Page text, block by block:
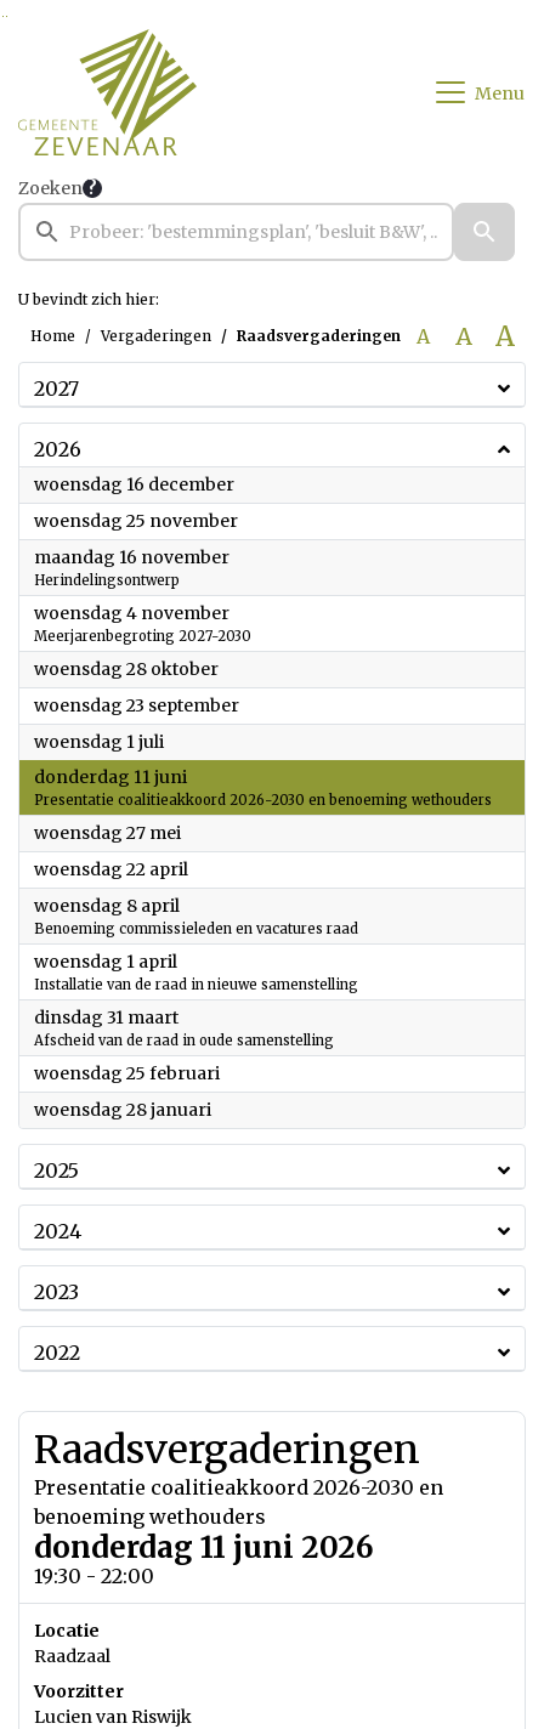
Ga naar de inhoud van deze pagina
Menu
Zoeken
U bevindt zich hier:
Home
Vergaderingen Raadsvergaderingen A A A
2027
2026
woensdag 16 december2026
woensdag 25 november2026
maandag 16 november2026
Herindelingsontwerp
woensdag 4 november2026
Meerjarenbegroting 2027-2030
woensdag 28 oktober2026
woensdag 23 september2026
woensdag 1 juli
donderdag 11 juni
Presentatie coalitieakkoord 2026-2030 en benoeming wethouders
woensdag 27 mei
woensdag 22 april
woensdag 8 april
Benoeming commissieleden en vacatures raad
woensdag 1 april
Installatie van de raad in nieuwe samenstelling
dinsdag 31 maart2026
Afscheid van de raad in oude samenstelling
woensdag 25 februari
woensdag 28 januari
2025
2024
2023
2022
Raadsvergaderingen
Presentatie coalitieakkoord 2026-2030 en
benoeming wethouders
donderdag 11 juni 2026
19:30 - 22:00
Locatie
Raadzaal
Voorzitter
Lucien van Riswijk